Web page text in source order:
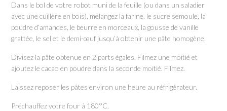
Dans le bol de votre robot muni de la feuille (ou dans un saladier
avec une cuillère en bois), mélangez la farine, le sucre semoule, la
poudre d’amandes, le beurre en morceaux, la gousse de vanille
grattée, le sel et le demi-œuf jusqu’à obtenir une pâte homogène.
Divisez la pâte obtenue en 2 parts égales. Filmez une moitié et
ajoutez le cacao en poudre dans la seconde moitié. Filmez.
Laissez reposer les pâtes environ une heure au réfrigérateur.
Préchauffez votre four à 180°C.